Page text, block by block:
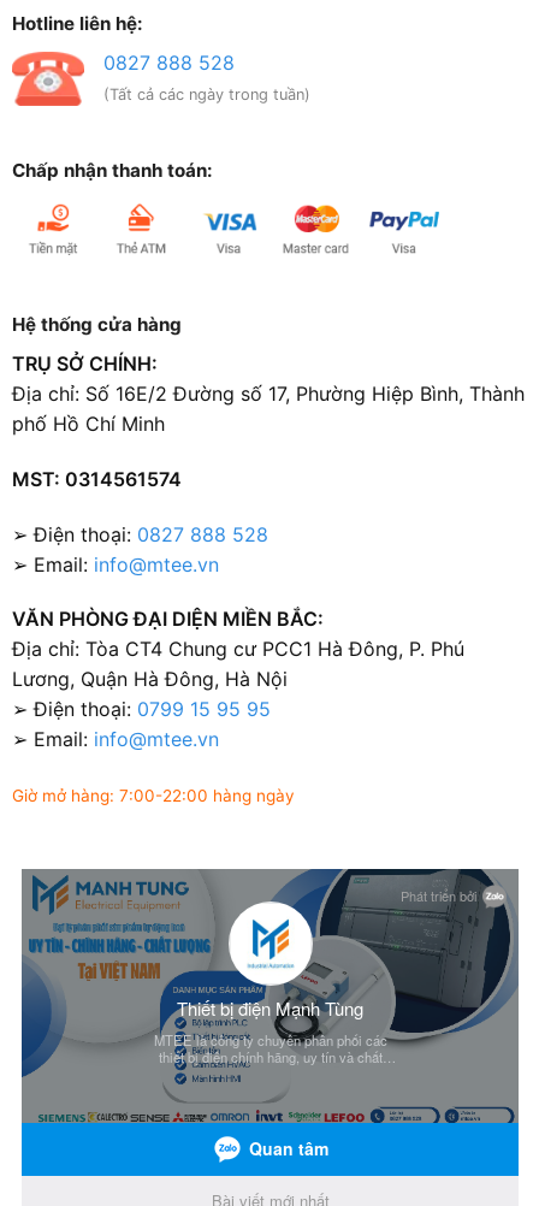
Hotline liên hệ:
0827 888 528
(Tất cả các ngày trong tuần)
Chấp nhận thanh toán:
Hệ thống cửa hàng
TRỤ SỞ CHÍNH:
Địa chỉ: Số 16E/2 Đường số 17, Phường Hiệp Bình, Thành
phố Hồ Chí Minh
MST: 0314561574
➢ Điện thoại: 0827 888 528
➢ Email: info@mtee.vn
VĂN PHÒNG ĐẠI DIỆN MIỀN BẮC:
Địa chỉ: Tòa CT4 Chung cư PCC1 Hà Đông, P. Phú
Lương, Quận Hà Đông, Hà Nội
➢ Điện thoại: 0799 15 95 95
➢ Email: info@mtee.vn
Giờ mở hàng: 7:00-22:00 hàng ngày